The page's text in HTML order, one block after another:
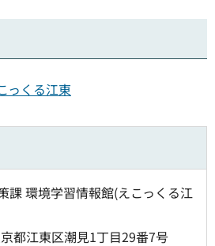
くる江東
課 環境学習情報館(えこっくる江
都江東区潮見1丁目29番7号